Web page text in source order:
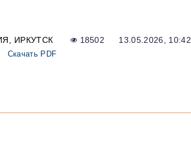
ИРКУТСК 18502 13.05.2026, 10:42
Скачать PDF